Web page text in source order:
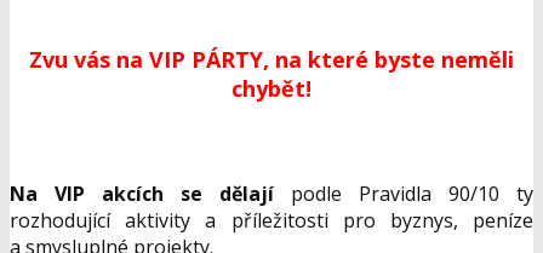
Zvu vás na VIP PÁRTY, na které byste neměli
chybět!
Na VIP akcích se dělají podle Pravidla 90/10 ty
rozhodující aktivity a příležitosti pro byznys, peníze
a smysluplné projekty.